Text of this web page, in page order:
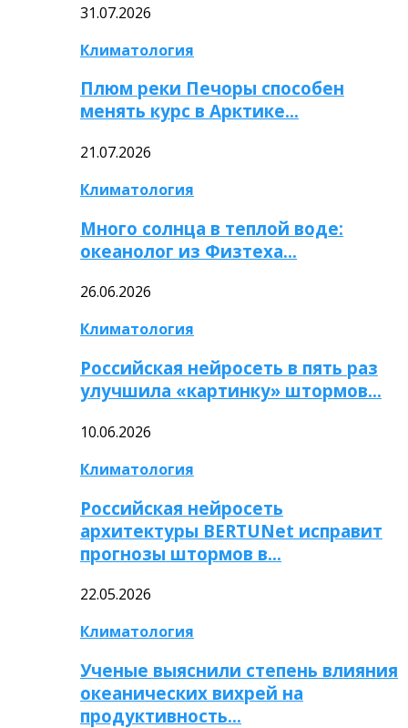
31.07.2026
Климатология
Плюм реки Печоры способен
менять курс в Арктике…
21.07.2026
Климатология
Много солнца в теплой воде:
океанолог из Физтеха…
26.06.2026
Климатология
Российская нейросеть в пять раз
улучшила «картинку» штормов…
10.06.2026
Климатология
Российская нейросеть
архитектуры BERTUNet исправит
прогнозы штормов в…
22.05.2026
Климатология
Ученые выяснили степень влияния
океанических вихрей на
продуктивность…